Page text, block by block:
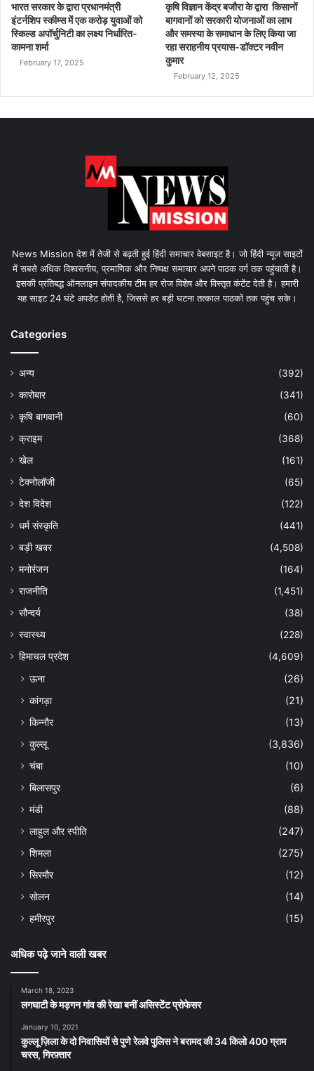
भारत सरकार के द्वारा प्रधानमंत्री
इंटर्नशिप स्कीम्स में एक करोड़ युवाओं को
स्किल्ड अपॉर्चुनिटी का लक्ष्य निर्धारित-
कामना शर्मा
February 17, 2025
कृषि विज्ञान केंद्र बजौरा के द्वारा किसानों
बागवानों को सरकारी योजनाओं का लाभ
और समस्या के समाधान के लिए किया जा
रहा सराहनीय प्रयास-डॉक्टर नवीन
कुमार
February 12, 2025
News Mission देश में तेजी से बढ़ती हुई हिंदी समाचार वेबसाइट है। जो हिंदी न्यूज साइटों
में सबसे अधिक विश्वसनीय, प्रमाणिक और निष्पक्ष समाचार अपने पाठक वर्ग तक पहुंचाती है।
इसकी प्रतिबद्ध ऑनलाइन संपादकीय टीम हर रोज विशेष और विस्तृत कंटेंट देती है। हमारी
यह साइट 24 घंटे अपडेट होती है, जिससे हर बड़ी घटना तत्काल पाठकों तक पहुंच सके।
Categories
अन्य
(392)
कारोबार
(341)
कृषि बागवानी
(60)
क्राइम
(368)
खेल
(161)
टेक्नोलॉजी
(65)
देश विदेश
(122)
धर्म संस्कृति
(441)
बड़ी खबर
(4,508)
मनोरंजन
(164)
राजनीति
(1,451)
सौन्दर्य
(38)
स्वास्थ्य
(228)
हिमाचल प्रदेश
(4,609)
ऊना
(26)
कांगड़ा
(21)
किन्नौर
(13)
कुल्लू
(3,836)
चंबा
(10)
बिलासपुर
(6)
मंडी
(88)
लाहुल और स्पीति
(247)
शिमला
(275)
सिरमौर
(12)
सोलन
(14)
हमीरपुर
(15)
अधिक पढ़े जाने वाली खबर
March 18, 2023
लगघाटी के मड़गन गांव की रेखा बनीं असिस्टेंट प्रोफेसर
January 10, 2021
कुल्लू ज़िला के दो निवासियों से पुणे रेलवे पुलिस ने बरामद की 34 किलो 400 ग्राम
चरस, गिरफ़्तार